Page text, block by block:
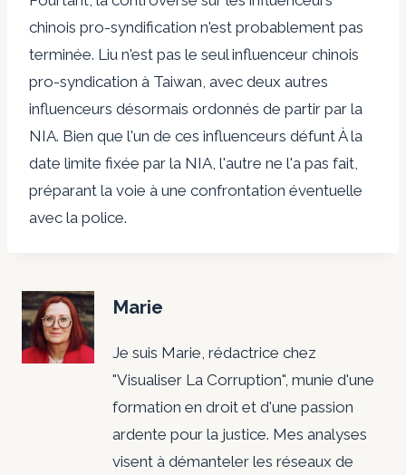
chinois pro-syndification n'est probablement pas
terminée. Liu n'est pas le seul influenceur chinois
pro-syndication à Taiwan, avec deux autres
influenceurs désormais ordonnés de partir par la
NIA. Bien que l'un de ces influenceurs défuntÀ la
date limite fixée par la NIA, l'autre ne l'a pas fait,
préparant la voie à une confrontation éventuelle
avec la police.
Marie
Je suis Marie, rédactrice chez
"Visualiser La Corruption", munie d'une
formation en droit et d'une passion
ardente pour la justice. Mes analyses
visent à démanteler les réseaux de